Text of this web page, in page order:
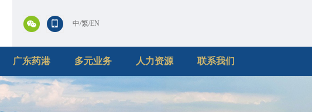
中/繁/EN
广东药港 多元业务 人力资源 联系我们